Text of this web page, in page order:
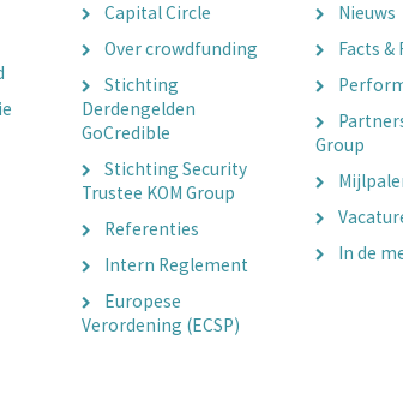
Capital Circle
Over crowdfunding
Stichting
Derdengelden
GoCredible
Stichting Security
Trustee KOM Group
Referenties
Intern Reglement
Europese
Verordening (ECSP)
Nieuws
Facts &
Group
In de